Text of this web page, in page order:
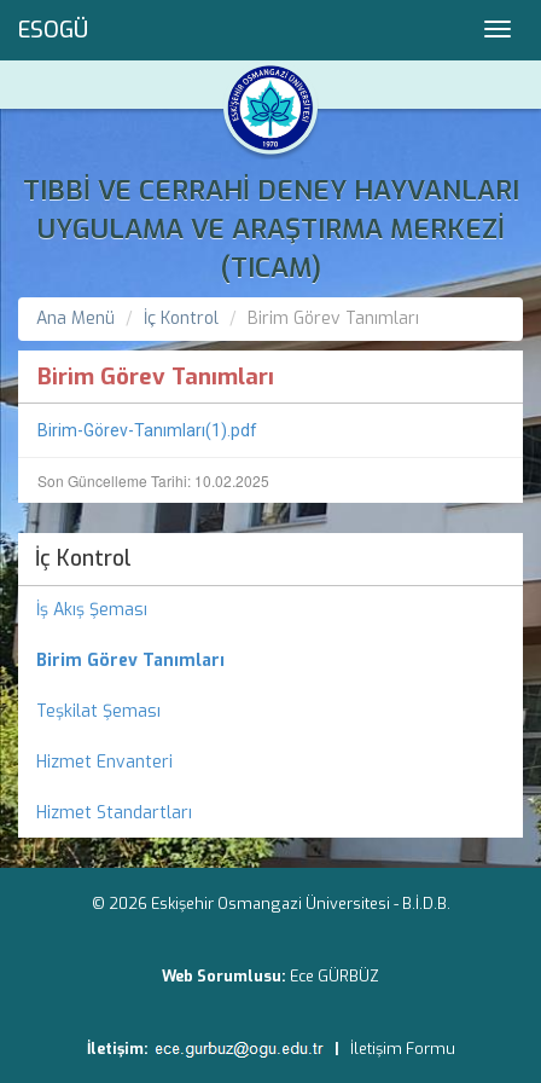
ESOGÜ
TIBBİ VE CERRAHİ DENEY HAYVANLARI
UYGULAMA VE ARAŞTIRMA MERKEZİ
(TICAM)
Ana Menü İç Kontrol Birim Görev Tanımları
Birim Görev Tanımları
Birim-Görev-Tanımları(1).pdf
Son Güncelleme Tarihi: 10.02.2025
İç Kontrol
İş Akış Şeması
Birim Görev Tanımları
Teşkilat Şeması
Hizmet Envanteri
Hizmet Standartları
© 2026 Eskişehir Osmangazi Üniversitesi - B.İ.D.B.
Web Sorumlusu: Ece GÜRBÜZ
İletişim: | İletişim Formu